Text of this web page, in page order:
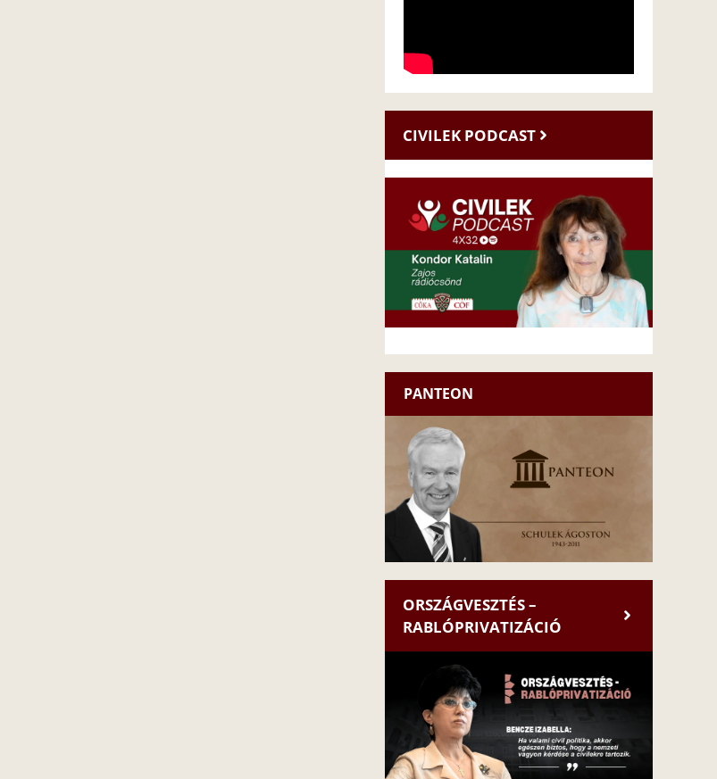
CIVILEK PODCAST
PANTEON
ORSZÁGVESZTÉS –
RABLÓPRIVATIZÁCIÓ